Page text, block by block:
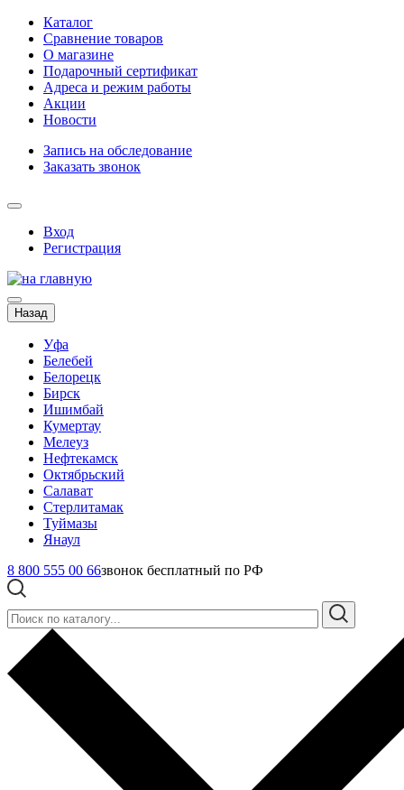
Каталог
Сравнение товаров
О магазине
Подарочный сертификат
Адреса и режим работы
Акции
Новости
Запись на обследование
Заказать звонок
Вход
Регистрация
Назад
Уфа
Белебей
Белорецк
Бирск
Ишимбай
Кумертау
Мелеуз
Нефтекамск
Октябрьский
Салават
Стерлитамак
Туймазы
Янаул
8 800 555 00 66звонок бесплатный по РФ